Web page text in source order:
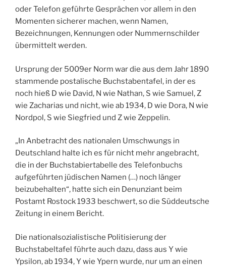
oder Telefon geführte Gesprächen vor allem in den
Momenten sicherer machen, wenn Namen,
Bezeichnungen, Kennungen oder Nummernschilder
übermittelt werden.
Ursprung der 5009er Norm war die aus dem Jahr 1890
stammende postalische Buchstabentafel, in der es
noch hieß D wie David, N wie Nathan, S wie Samuel, Z
wie Zacharias und nicht, wie ab 1934, D wie Dora, N wie
Nordpol, S wie Siegfried und Z wie Zeppelin.
„In Anbetracht des nationalen Umschwungs in
Deutschland halte ich es für nicht mehr angebracht,
die in der Buchstabiertabelle des Telefonbuchs
aufgeführten jüdischen Namen (…) noch länger
beizubehalten“, hatte sich ein Denunziant beim
Postamt Rostock 1933 beschwert, so die Süddeutsche
Zeitung in einem Bericht.
Die nationalsozialistische Politisierung der
Buchstabeltafel führte auch dazu, dass aus Y wie
Ypsilon, ab 1934, Y wie Ypern wurde, nur um an einen